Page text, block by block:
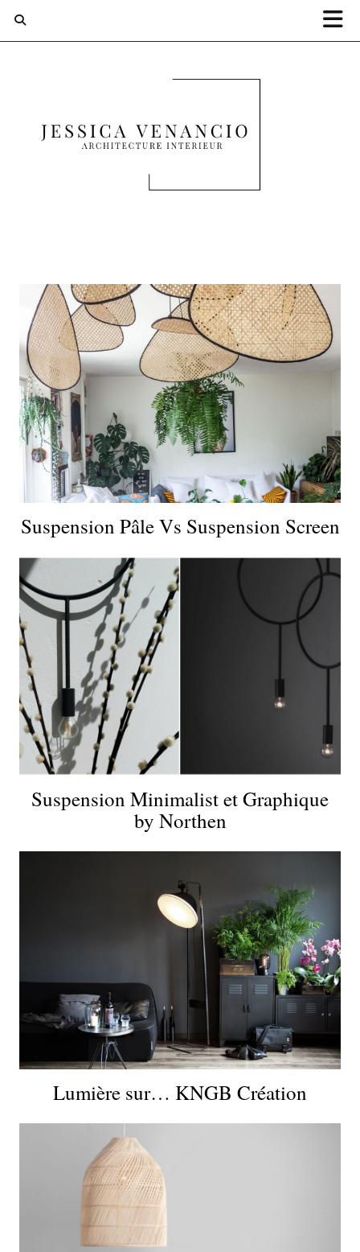
Suspension Pâle Vs Suspension Screen
Suspension Minimalist et Graphique
by Northen
Lumière sur… KNGB Création